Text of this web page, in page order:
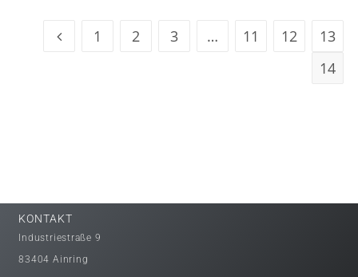
1 2 3 … 11 12
13
14
KONTAKT
Industriestraße 9
83404 Ainring